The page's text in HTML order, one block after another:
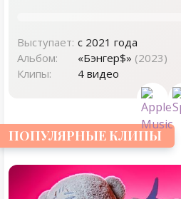
Выступает: с 2021 года
Альбом:
«Бэнгер$» (2023)
Клипы:
4 видео
ПОПУЛЯРНЫЕ КЛИПЫ